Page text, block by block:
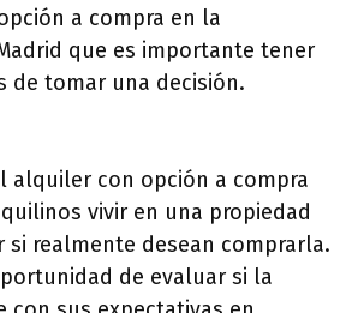
a compra en la
que es importante tener
de tomar una decisión.
alquiler con opción a compra
vivir en una propiedad
si realmente desean comprarla.
de evaluar si la